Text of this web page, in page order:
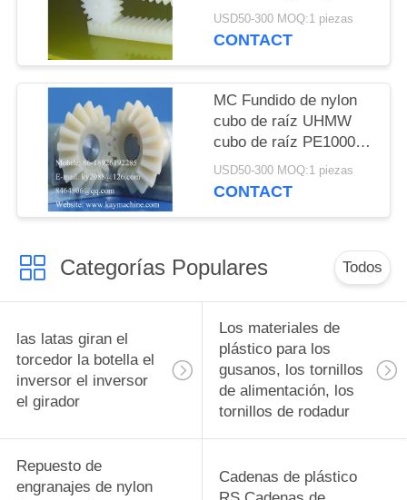
de engranajes de nylon
PE1000 Repuesto de
engranajes
doble engranaje de
plástico rueda de
gravedad fabricante
USD50-300 MOQ:1 piezas
CONTACT
MC Fundido de nylon
cubo de raíz UHMW
cubo de raíz PE1000
cubo de raíz Ingeniería
Fabrica de plásticos
USD50-300 MOQ:1 piezas
CONTACT
Categorías Populares Todos
las latas giran el
torcedor la botella el
inversor el inversor
el girador
Los materiales de
plástico para los
gusanos, los tornillos
de alimentación, los
tornillos de rodadur
Repuesto de
engranajes de nylon
Cadenas de plástico